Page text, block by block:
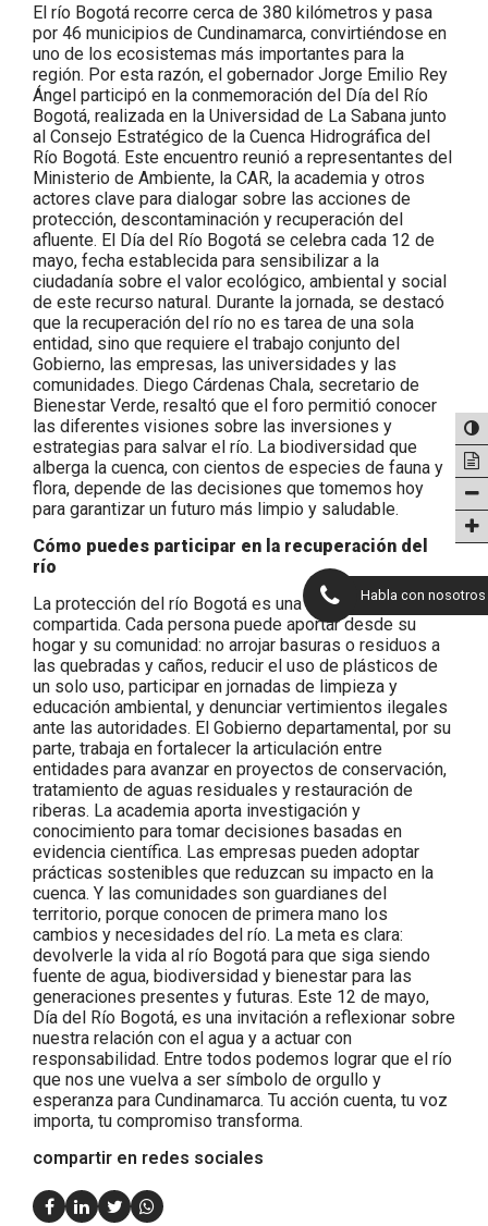
El río Bogotá recorre cerca de 380 kilómetros y pasa
por 46 municipios de Cundinamarca, convirtiéndose en
uno de los ecosistemas más importantes para la
región. Por esta razón, el gobernador Jorge Emilio Rey
Ángel participó en la conmemoración del Día del Río
Bogotá, realizada en la Universidad de La Sabana junto
al Consejo Estratégico de la Cuenca Hidrográfica del
Río Bogotá. Este encuentro reunió a representantes del
Ministerio de Ambiente, la CAR, la academia y otros
actores clave para dialogar sobre las acciones de
protección, descontaminación y recuperación del
afluente. El Día del Río Bogotá se celebra cada 12 de
mayo, fecha establecida para sensibilizar a la
ciudadanía sobre el valor ecológico, ambiental y social
de este recurso natural. Durante la jornada, se destacó
que la recuperación del río no es tarea de una sola
entidad, sino que requiere el trabajo conjunto del
Gobierno, las empresas, las universidades y las
comunidades. Diego Cárdenas Chala, secretario de
Bienestar Verde, resaltó que el foro permitió conocer
las diferentes visiones sobre las inversiones y
estrategias para salvar el río. La biodiversidad que
alberga la cuenca, con cientos de especies de fauna y
flora, depende de las decisiones que tomemos hoy
para garantizar un futuro más limpio y saludable.
Cómo puedes participar en la recuperación del
río
La protección del río Bogotá es una responsabilidad
compartida. Cada persona puede aportar desde su
hogar y su comunidad: no arrojar basuras o residuos a
las quebradas y caños, reducir el uso de plásticos de
un solo uso, participar en jornadas de limpieza y
educación ambiental, y denunciar vertimientos ilegales
ante las autoridades. El Gobierno departamental, por su
parte, trabaja en fortalecer la articulación entre
entidades para avanzar en proyectos de conservación,
tratamiento de aguas residuales y restauración de
riberas. La academia aporta investigación y
conocimiento para tomar decisiones basadas en
evidencia científica. Las empresas pueden adoptar
prácticas sostenibles que reduzcan su impacto en la
cuenca. Y las comunidades son guardianes del
territorio, porque conocen de primera mano los
cambios y necesidades del río. La meta es clara:
devolverle la vida al río Bogotá para que siga siendo
fuente de agua, biodiversidad y bienestar para las
generaciones presentes y futuras. Este 12 de mayo,
Día del Río Bogotá, es una invitación a reflexionar sobre
nuestra relación con el agua y a actuar con
responsabilidad. Entre todos podemos lograr que el río
que nos une vuelva a ser símbolo de orgullo y
esperanza para Cundinamarca. Tu acción cuenta, tu voz
importa, tu compromiso transforma.
compartir en redes sociales
Habla con nosotros